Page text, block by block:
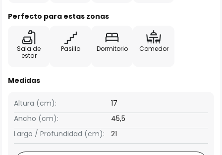
Perfecto para estas zonas
Sala de
estar
Pasillo Dormitorio Comedor
Medidas
Ancho (cm): 45,5
Altura (cm): 17
Largo / Profundidad (cm): 21